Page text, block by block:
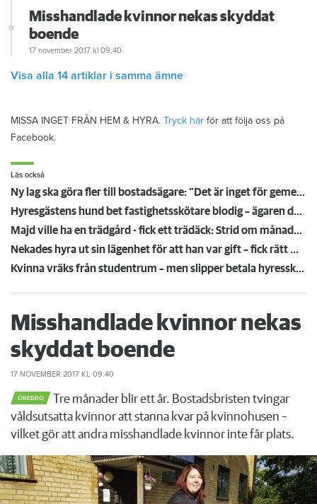
Misshandlade kvinnor nekas skyddat
boende
17 november 2017 kl 09:40
Visa alla 14 artiklar i samma ämne
MISSA INGET FRÅN HEM & HYRA. Tryck här för att följa oss på
Facebook.
Läs också
Ny lag ska göra fler till bostadsägare: "Det är inget för gemene man"
Hyresgästens hund bet fastighetsskötare blodig – ägaren döms och förlorar nu lägenheten
Majd ville ha en trädgård - fick ett trädäck: Strid om månadshyra blir ett fall för tingsrätten
Nekades hyra ut sin lägenhet för att han var gift – fick rätt mot värden
Kvinna vräks från studentrum – men slipper betala hyresskuld på över 100 000 kronor
Misshandlade kvinnor nekas
skyddat boende
17 NOVEMBER 2017 KL 09:40
ÖREBRO
Tre månader blir ett år. Bostadsbristen tvingar
våldsutsatta kvinnor att stanna kvar på kvinnohusen –
vilket gör att andra misshandlade kvinnor inte får plats.